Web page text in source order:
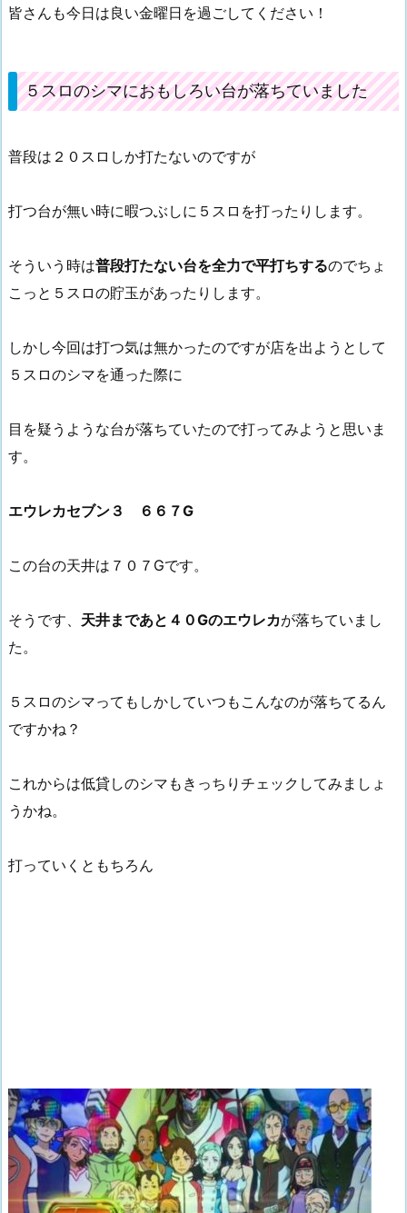
皆さんも今日は良い金曜日を過ごしてください！
５スロのシマにおもしろい台が落ちていました
普段は２０スロしか打たないのですが
打つ台が無い時に暇つぶしに５スロを打ったりします。
そういう時は普段打たない台を全力で平打ちするのでちょ
こっと５スロの貯玉があったりします。
しかし今回は打つ気は無かったのですが店を出ようとして
５スロのシマを通った際に
目を疑うような台が落ちていたので打ってみようと思いま
す。
エウレカセブン３ ６６７G
この台の天井は７０７Gです。
そうです、 天井まであと４０Gのエウレカが落ちていまし
た。
５スロのシマってもしかしていつもこんなのが落ちてるん
ですかね？
これからは低貸しのシマもきっちりチェックしてみましょ
うかね。
打っていくともちろん